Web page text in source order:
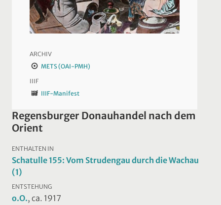
ARCHIV
METS (OAI-PMH)
IIIF
IIIF-Manifest
Regensburger Donauhandel nach dem
Orient
ENTHALTEN IN
Schatulle 155: Vom Strudengau durch die Wachau
(1)
ENTSTEHUNG
o.O., ca. 1917